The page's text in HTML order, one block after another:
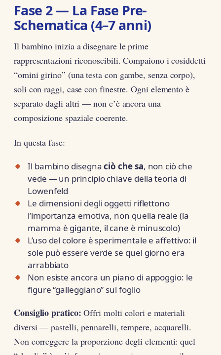
Fase 2 — La Fase Pre-
Schematica (4–7 anni)
Il bambino inizia a disegnare le prime
rappresentazioni riconoscibili. Compaiono i cosiddetti
“omini girino” (una testa con gambe, senza corpo),
soli con raggi, case con finestre. Ogni elemento è
separato dagli altri — non c’è ancora una
composizione spaziale coerente.
In questa fase:
Il bambino disegnaciò che sa, non ciò che
vede — un principio chiave della teoria di
Lowenfeld
Le dimensioni degli oggetti riflettono
l’importanza emotiva, non quella reale (la
mamma è gigante, il cane è minuscolo)
L’uso del colore è sperimentale e affettivo: il
sole può essere verde se quel giorno era
arrabbiato
Non esiste ancora un piano di appoggio: le
figure “galleggiano” sul foglio
Consiglio pratico: Offri molti colori e materiali
diversi — pastelli, pennarelli, tempere, acquarelli.
Non correggere la proporzione degli elementi: quel